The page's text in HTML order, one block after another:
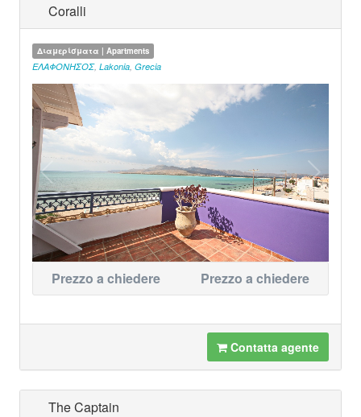
Coralli
Διαμερίσματα | Apartments
ΕΛΑΦΟΝΗΣΟΣ, Lakonia Grecia
Prezzo a chiedere Prezzo a chiedere
Contatta agente
The Captain